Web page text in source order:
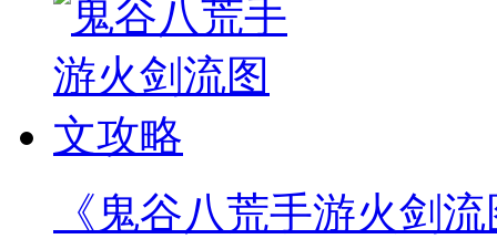
《鬼谷八荒手游火剑